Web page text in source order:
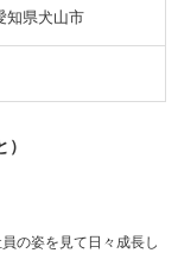
知県犬山市
の姿を見て日々成長し